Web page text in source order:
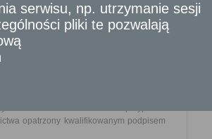
pełnomocnictwo i dowód osobisty
opatrzony kwalifikowanym podpisem
serwisu, np. utrzymanie sesji
pliki te pozwalają